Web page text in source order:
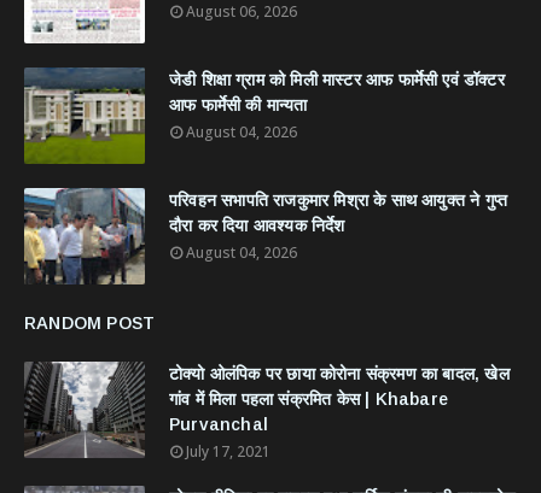
August 06, 2026
जेडी शिक्षा ग्राम को मिली मास्टर आफ फार्मेसी एवं डॉक्टर
आफ फार्मेसी की मान्यता
August 04, 2026
परिवहन सभापति राजकुमार मिश्रा के साथ आयुक्त ने गुप्त
दौरा कर दिया आवश्यक निर्देश
August 04, 2026
RANDOM POST
टोक्यो ओलंपिक पर छाया कोरोना संक्रमण का बादल, खेल
गांव में मिला पहला संक्रमित केस | Khabare
Purvanchal
July 17, 2021